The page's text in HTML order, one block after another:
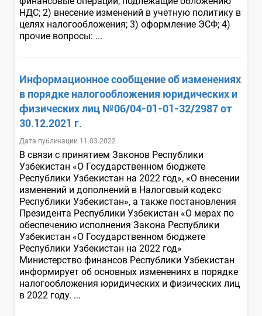
НДС; 2) внесение изменений в учетную политику в
целях налогообложения; 3) оформление ЭСФ; 4)
прочие вопросы: ...
Информационное сообщение об изменениях
в порядке налогообложения юридических и
физических лиц №06/04-01-01-32/2987 от
30.12.2021 г.
Дата публикации 11.03.2022
В связи с принятием Законов Республики
Узбекистан «О Государственном бюджете
Республики Узбекистан на 2022 год», «О внесении
изменений и дополнений в Налоговый кодекс
Республики Узбекистан», а также постановления
Президента Республики Узбекистан «О мерах по
обеспечению исполнения Закона Республики
Узбекистан «О Государственном бюджете
Республики Узбекистан на 2022 год»
Министерство финансов Республики Узбекистан
информирует об основных изменениях в порядке
налогообложения юридических и физических лиц
в 2022 году. ...